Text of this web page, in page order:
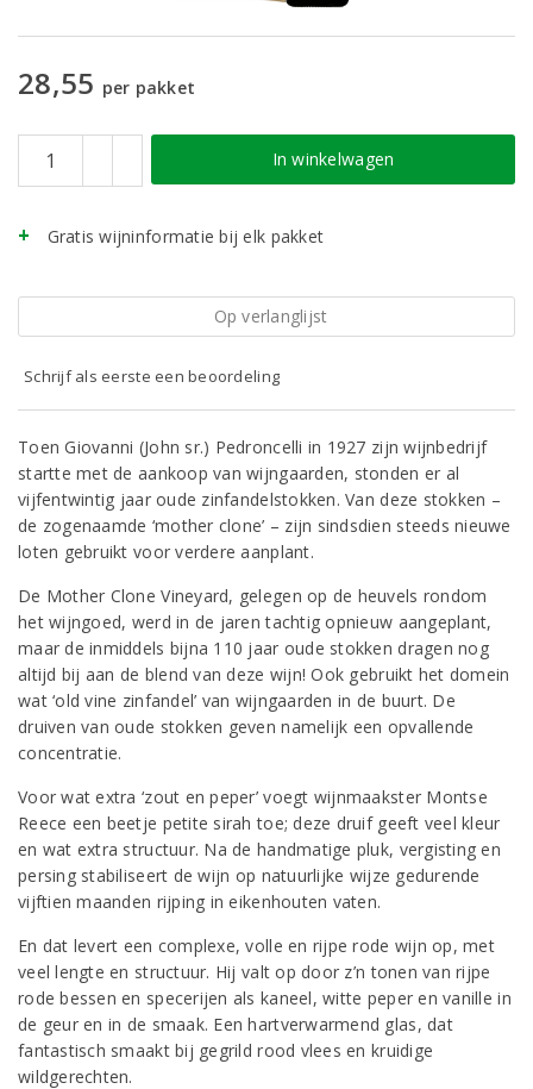
28,55 per pakket
In winkelwagen
Gratis wijninformatie bij elk pakket
Op verlanglijst
Schrijf als eerste een beoordeling
Toen Giovanni (John sr.) Pedroncelli in 1927 zijn wijnbedrijf
startte met de aankoop van wijngaarden, stonden er al
vijfentwintig jaar oude zinfandelstokken. Van deze stokken –
de zogenaamde ‘mother clone’ – zijn sindsdien steeds nieuwe
loten gebruikt voor verdere aanplant.
De Mother Clone Vineyard, gelegen op de heuvels rondom
het wijngoed, werd in de jaren tachtig opnieuw aangeplant,
maar de inmiddels bijna 110 jaar oude stokken dragen nog
altijd bij aan de blend van deze wijn! Ook gebruikt het domein
wat ‘old vine zinfandel’ van wijngaarden in de buurt. De
druiven van oude stokken geven namelijk een opvallende
concentratie.
Voor wat extra ‘zout en peper’ voegt wijnmaakster Montse
Reece een beetje petite sirah toe; deze druif geeft veel kleur
en wat extra structuur. Na de handmatige pluk, vergisting en
persing stabiliseert de wijn op natuurlijke wijze gedurende
vijftien maanden rijping in eikenhouten vaten.
En dat levert een complexe, volle en rijpe rode wijn op, met
veel lengte en structuur. Hij valt op door z’n tonen van rijpe
rode bessen en specerijen als kaneel, witte peper en vanille in
de geur en in de smaak. Een hartverwarmend glas, dat
fantastisch smaakt bij gegrild rood vlees en kruidige
wildgerechten.